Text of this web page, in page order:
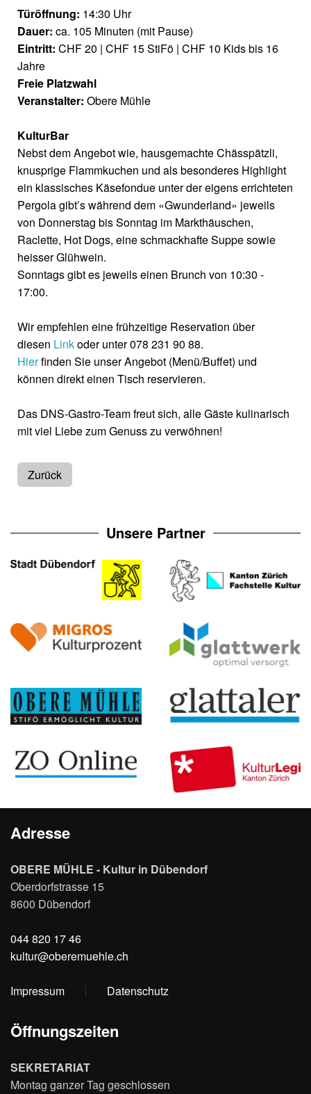
Türöffnung: 14:30 Uhr
Dauer: ca. 105 Minuten (mit Pause)
Eintritt: CHF 20 | CHF 15 StiFö | CHF 10 Kids bis 16
Jahre
Freie Platzwahl
Veranstalter: Obere Mühle
KulturBar
Nebst dem Angebot wie, hausgemachte Chässpätzli,
knusprige Flammkuchen und als besonderes Highlight
ein klassisches Käsefondue unter der eigens errichteten
Pergola gibt’s während dem «Gwunderland» jeweils
von Donnerstag bis Sonntag im Markthäuschen,
Raclette, Hot Dogs, eine schmackhafte Suppe sowie
heisser Glühwein.
Sonntags gibt es jeweils einen Brunch von 10:30 -
17:00.
Wir empfehlen eine frühzeitige Reservation über
diesen Linkoder unter 078 231 90 88.
Hierfinden Sie unser Angebot (Menü/Buffet) und
können direkt einen Tisch reservieren.
Das DNS-Gastro-Team freut sich, alle Gäste kulinarisch
mit viel Liebe zum Genuss zu verwöhnen!
Zurück
Unsere Partner
Adresse
OBERE MÜHLE - Kultur in Dübendorf
Oberdorfstrasse 15
8600 Dübendorf
044 820 17 46
kultur@oberemuehle.ch
Impressum Datenschutz
Öffnungszeiten
SEKRETARIAT
Montag ganzer Tag geschlossen